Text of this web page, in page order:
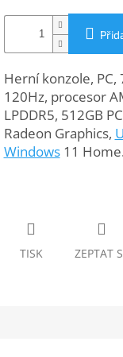
Herní konzole, PC,
120Hz, procesor
LPDDR5, 512GB
Radeon Graphics,
Windows11 Home.
TISK ZEPTAT